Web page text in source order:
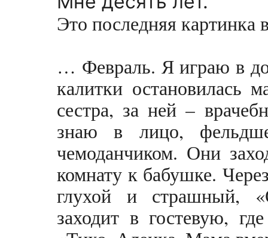
Это последняя картинка
… Февраль. Я играю в
калитки остановилась
сестра, за ней –
знаю в лицо,
чемоданчиком. Они
комнату к бабушке.
глухой и страшный,
заходит в гостевую,